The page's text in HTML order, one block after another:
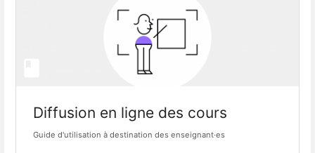
Diffusion en ligne des cours
Guide d'utilisation à destination des enseignant·es